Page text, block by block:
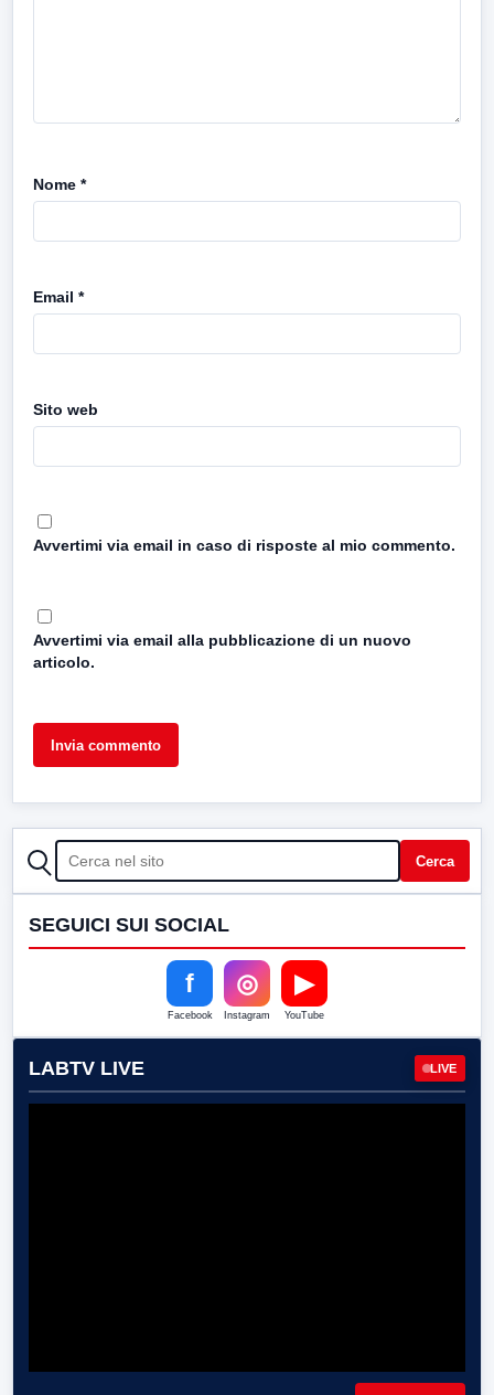
Nome *
Email *
Sito web
Avvertimi via email in caso di risposte al mio commento.
Avvertimi via email alla pubblicazione di un nuovo
articolo.
CERCA Cerca
SEGUICI SUI SOCIAL
f
Facebook
◎
Instagram
▶
YouTube
LABTV LIVE LIVE